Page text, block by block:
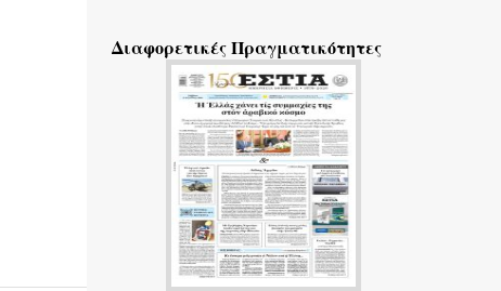
Διαφορετικές Πραγματικότητες